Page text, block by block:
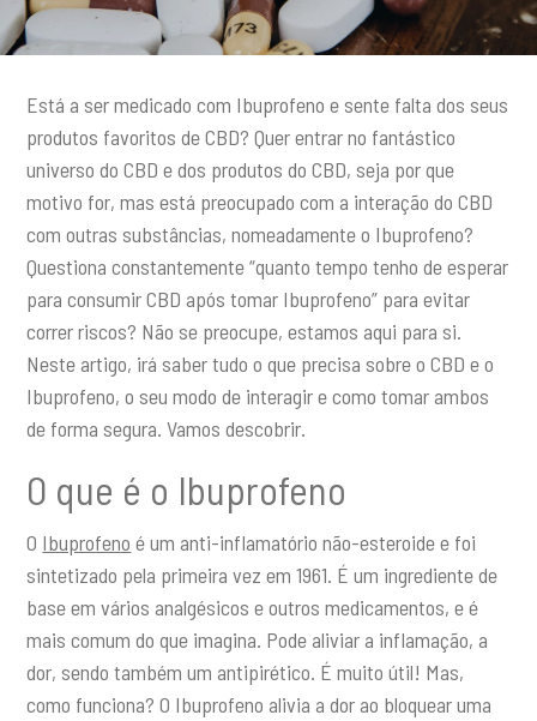
Está a ser medicado com Ibuprofeno e sente falta dos seus
produtos favoritos de CBD? Quer entrar no fantástico
universo do CBD e dos produtos do CBD, seja por que
motivo for, mas está preocupado com a interação do CBD
com outras substâncias, nomeadamente o Ibuprofeno?
Questiona constantemente “quanto tempo tenho de esperar
para consumir CBD após tomar Ibuprofeno” para evitar
correr riscos? Não se preocupe, estamos aqui para si.
Neste artigo, irá saber tudo o que precisa sobre o CBD e o
Ibuprofeno, o seu modo de interagir e como tomar ambos
de forma segura. Vamos descobrir.
O que é o Ibuprofeno
O Ibuprofeno é um anti-inflamatório não-esteroide e foi
sintetizado pela primeira vez em 1961. É um ingrediente de
base em vários analgésicos e outros medicamentos, e é
mais comum do que imagina. Pode aliviar a inflamação, a
dor, sendo também um antipirético. É muito útil! Mas,
como funciona? O Ibuprofeno alivia a dor ao bloquear uma